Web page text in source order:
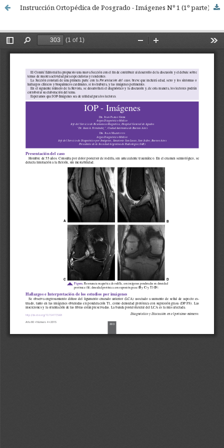
Instrucción Ortopédica de Posgrado - Imágenes Nº 1 (1º parte)